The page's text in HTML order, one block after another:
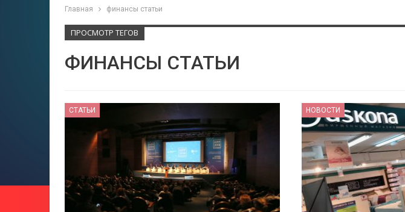
Главная финансы статьи
ПРОСМОТР ТЕГОВ
ФИНАНСЫ СТАТЬИ
СТАТЬИ НОВОСТИ